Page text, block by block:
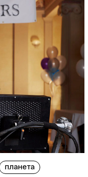
планета